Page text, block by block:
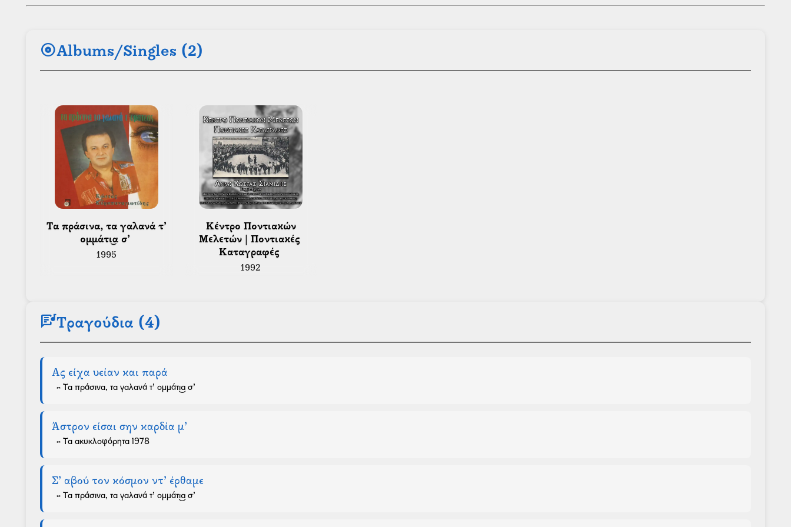
albumAlbums/Singles (2)
ομμάτι͜α σ’
1995
Μελετών | Ποντιακές
Καταγραφές
1992
lyricsΤραγούδια (4)
Ας είχα υείαν και παρά
- Τα πράσινα, τα γαλανά τ’ ομμάτι͜α σ’
Άστρον είσαι σην καρδία μ’
- Τα ακυκλοφόρητα 1978
Σ’ αβού τον κόσμον ντ’ έρθαμε
- Τα πράσινα, τα γαλανά τ’ ομμάτι͜α σ’